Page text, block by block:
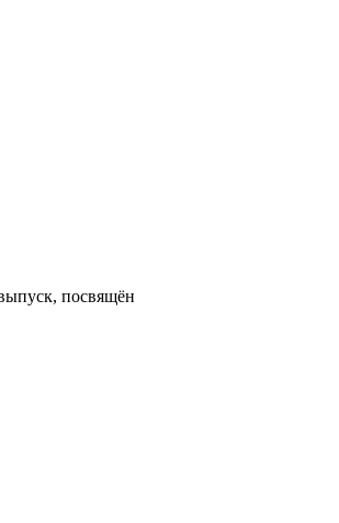
посвящён